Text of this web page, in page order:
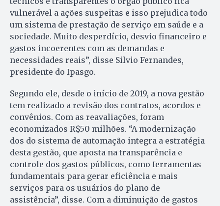
vulnerável a ações suspeitas e isso prejudica todo
um sistema de prestação de serviço em saúde e a
sociedade. Muito desperdício, desvio financeiro e
gastos incoerentes com as demandas e
necessidades reais”, disse Silvio Fernandes,
presidente do Ipasgo.
Segundo ele, desde o início de 2019, a nova gestão
tem realizado a revisão dos contratos, acordos e
convênios. Com as reavaliações, foram
economizados R$50 milhões. “A modernização
dos do sistema de automação integra a estratégia
desta gestão, que aposta na transparência e
controle dos gastos públicos, como ferramentas
fundamentais para gerar eficiência e mais
serviços para os usuários do plano de
assistência”, disse. Com a diminuição de gastos